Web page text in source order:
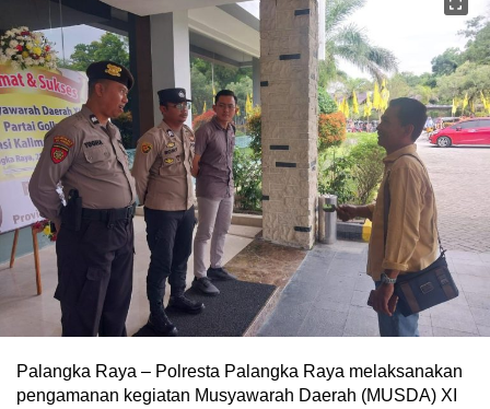
Palangka Raya – Polresta Palangka Raya melaksanakan
pengamanan kegiatan Musyawarah Daerah (MUSDA) XI